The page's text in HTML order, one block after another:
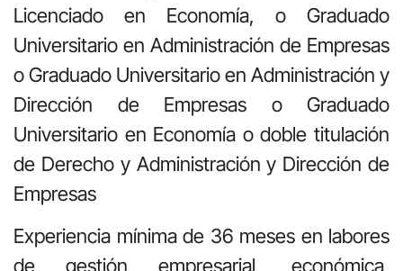
Licenciado en Economía, o Graduado
Universitario en Administración de Empresas
o Graduado Universitario en Administración y
Dirección de Empresas o Graduado
Universitario en Economía o doble titulación
de Derecho y Administración y Dirección de
Empresas
Experiencia mínima de 36 meses en labores
de gestión empresarial, económica,